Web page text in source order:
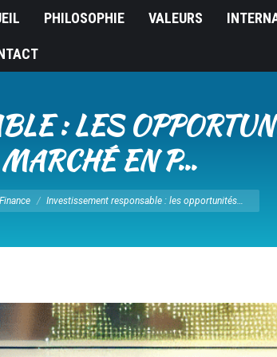
PHILOSOPHIE VALEURS
: LES
MARCHÉ EN P…
:
Finance Investissement responsable : les opportunités…